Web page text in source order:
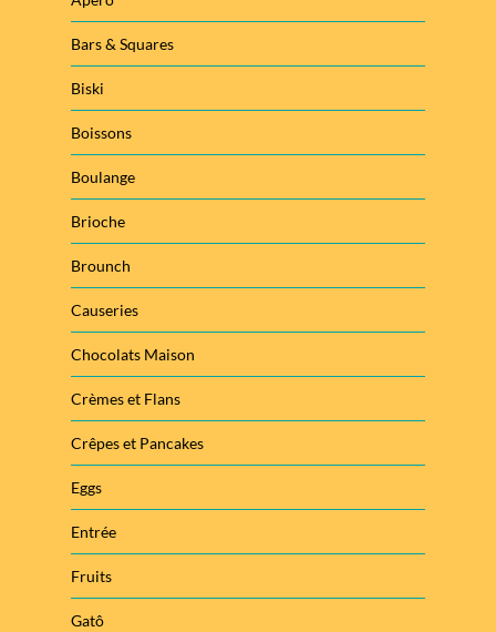
Bars & Squares
Biski
Boissons
Boulange
Brioche
Brounch
Causeries
Chocolats Maison
Crèmes et Flans
Crêpes et Pancakes
Eggs
Entrée
Fruits
Gatô